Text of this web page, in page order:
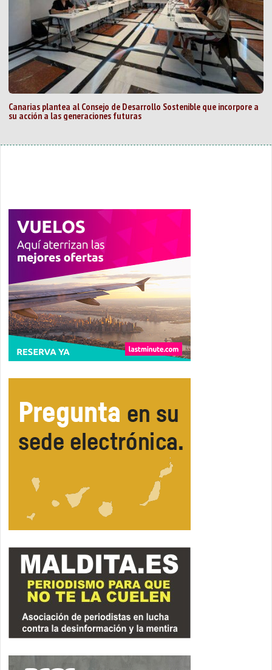
Canarias plantea al Consejo de Desarrollo Sostenible que incorpore a
su acción a las generaciones futuras